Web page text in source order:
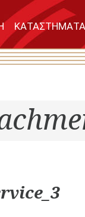
ΚΑΤΑΣΤΗΜΑΤΑ